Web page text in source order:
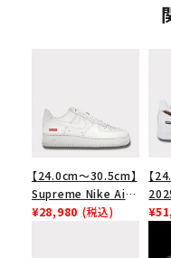
【24.0cm～30.5cm】
Supreme Nike Air
Force 1 Low シュプ
¥28,980 (税込)
【